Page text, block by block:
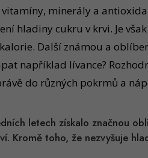
vitamíny, minerály a
hladiny cukru v krvi. Je
Další známou a
například lívance?
do různých pokrmů a
letech získalo značnou
Kromě toho, že nezvyšuje